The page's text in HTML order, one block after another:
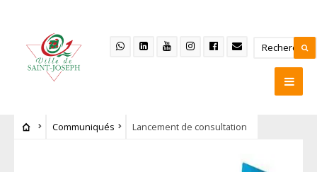
Communiqués Lancement de consultation